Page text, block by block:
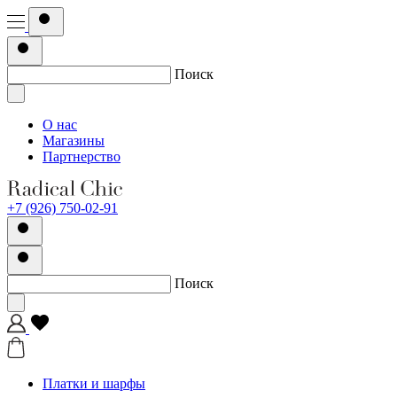
Поиск
О нас
Магазины
Партнерство
+7 (926) 750-02-91
Поиск
Платки и шарфы